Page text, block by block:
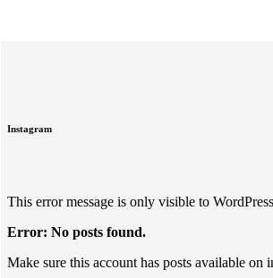
Instagram
This error message is only visible to
Error: No posts found.
Make sure this account has posts available on